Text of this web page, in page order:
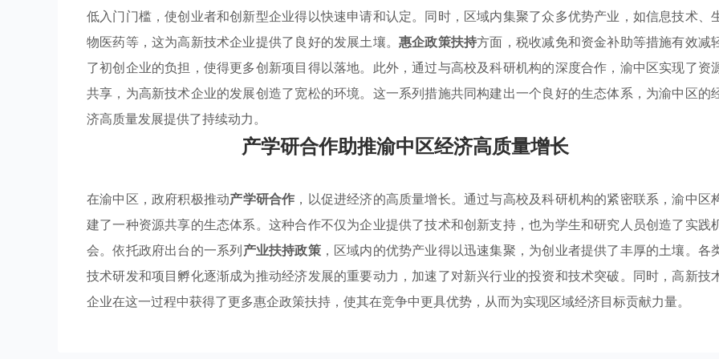
低入门门槛，使创业者和创新型企业得以快速申请和认定。同时，区域内集聚了众多优势产业，如信息技术、
物医药等，这为高新技术企业提供了良好的发展土壤。 惠企政策扶持方面，税收减免和资金补助等措施有效减
了初创企业的负担，使得更多创新项目得以落地。此外，通过与高校及科研机构的深度合作，渝中区实现了资
共享，为高新技术企业的发展创造了宽松的环境。这一系列措施共同构建出一个良好的生态体系，为渝中区的
济高质量发展提供了持续动力。
产学研合作助推渝中区经济高质量增长
在渝中区，政府积极推动产学研合作 ，以促进经济的高质量增长。通过与高校及科研机构的紧密联系，渝中区
建了一种资源共享的生态体系。这种合作不仅为企业提供了技术和创新支持，也为学生和研究人员创造了实践
会。依托政府出台的一系列产业扶持政策，区域内的优势产业得以迅速集聚，为创业者提供了丰厚的土壤。各
技术研发和项目孵化逐渐成为推动经济发展的重要动力，加速了对新兴行业的投资和技术突破。同时，高新技
企业在这一过程中获得了更多惠企政策扶持，使其在竞争中更具优势，从而为实现区域经济目标贡献力量。